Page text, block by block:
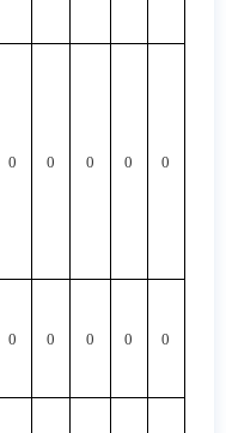
0 0 0 0 0
0 0 0 0 0